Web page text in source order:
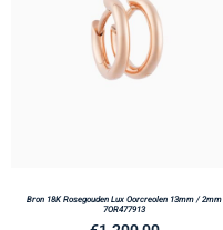
Bron 18K Rosegouden Lux Oorcreolen 13mm / 2mm
7OR477913